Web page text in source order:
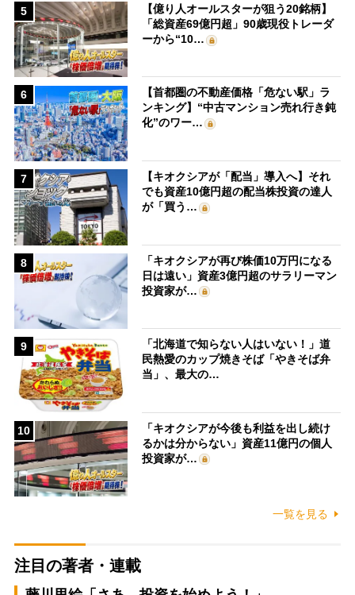
5
【億り人オールスターが狙う20銘柄】
「総資産69億円超」90歳現役トレーダ
ーから“10…
6
【首都圏の不動産価格「危ない駅」ラ
ンキング】“中古マンション売れ行き鈍
化”のワー…
7
【キオクシアが「配当」導入へ】それ
でも資産10億円超の配当株投資の達人
が「買う…
8
「キオクシアが再び株価10万円になる
日は遠い」資産3億円超のサラリーマン
投資家が…
9
「北海道で知らない人はいない！」道
民熱愛のカップ焼きそば「やきそば弁
当」、最大の…
10
「キオクシアが今後も利益を出し続け
るかは分からない」資産11億円の個人
投資家が…
一覧を見る
注目の著者・連載